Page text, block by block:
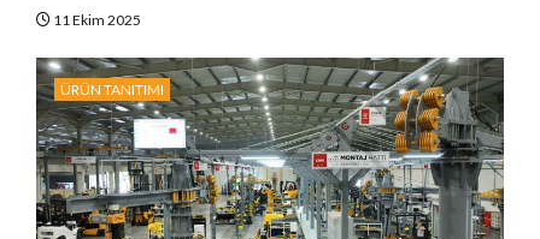
11 Ekim 2025
ÜRÜN TANITIMI